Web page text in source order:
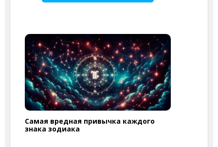
Самая вредная привычка каждого
знака зодиака